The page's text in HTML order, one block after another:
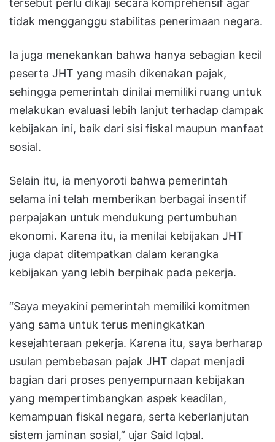
tersebut perlu dikaji secara komprehensif agar
tidak mengganggu stabilitas penerimaan negara.
Ia juga menekankan bahwa hanya sebagian kecil
peserta JHT yang masih dikenakan pajak,
sehingga pemerintah dinilai memiliki ruang untuk
melakukan evaluasi lebih lanjut terhadap dampak
kebijakan ini, baik dari sisi fiskal maupun manfaat
sosial.
Selain itu, ia menyoroti bahwa pemerintah
selama ini telah memberikan berbagai insentif
perpajakan untuk mendukung pertumbuhan
ekonomi. Karena itu, ia menilai kebijakan JHT
juga dapat ditempatkan dalam kerangka
kebijakan yang lebih berpihak pada pekerja.
“Saya meyakini pemerintah memiliki komitmen
yang sama untuk terus meningkatkan
kesejahteraan pekerja. Karena itu, saya berharap
usulan pembebasan pajak JHT dapat menjadi
bagian dari proses penyempurnaan kebijakan
yang mempertimbangkan aspek keadilan,
kemampuan fiskal negara, serta keberlanjutan
sistem jaminan sosial,” ujar Said Iqbal.